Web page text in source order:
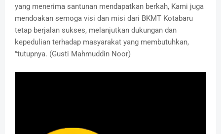
yang menerima santunan mendapatkan berkah, Kami juga
mendoakan semoga visi dan misi dari BKMT Kotabaru
tetap berjalan sukses, melanjutkan dukungan dan
kepedulian terhadap masyarakat yang membutuhkan,
”tutupnya. (Gusti Mahmuddin Noor)